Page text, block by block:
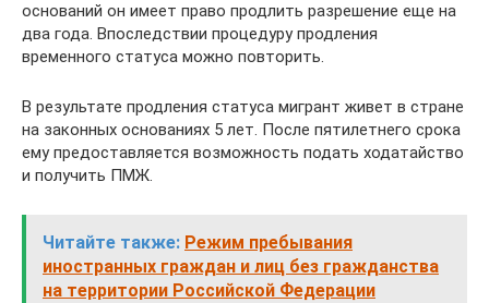
оснований он имеет право продлить разрешение еще на
два года. Впоследствии процедуру продления
временного статуса можно повторить.
В результате продления статуса мигрант живет в стране
на законных основаниях 5 лет. После пятилетнего срока
ему предоставляется возможность подать ходатайство
и получить ПМЖ.
Читайте также: Режим пребывания
иностранных граждан и лиц без гражданства
на территории Российской Федерации